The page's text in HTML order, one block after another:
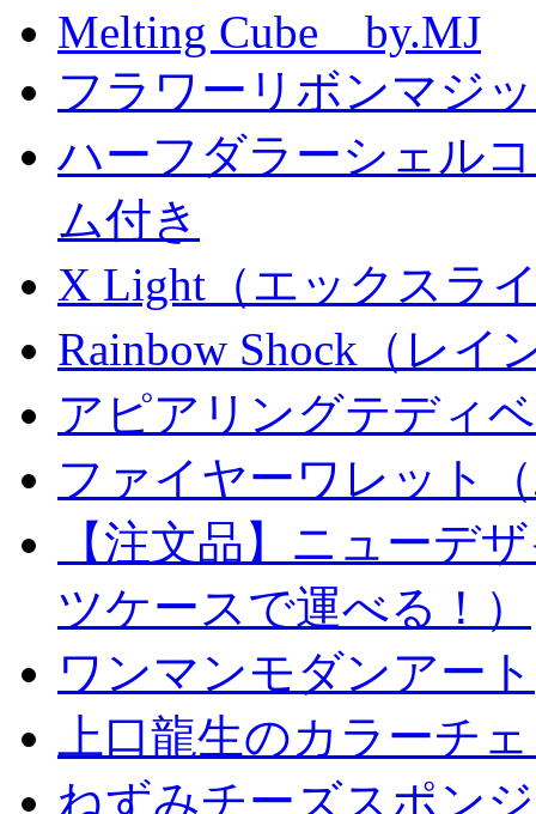
Melting Cube by.MJ
フラワーリボンマジ
ハーフダラーシェル
ム付き
X Light（エックスラ
Rainbow Shock（レイ
アピアリングテディ
ファイヤーワレット
【注文品】ニューデ
ツケースで運べる！）
ワンマンモダンアート
上口龍生のカラーチ
ねずみチーズスポンジ